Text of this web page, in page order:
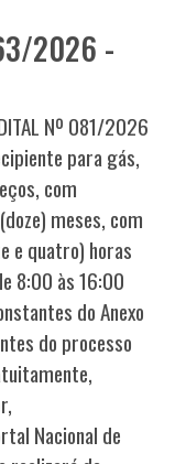
2026 -
Nº 081/2026
para gás,
com
meses, com
e quatro) horas
8:00 às 16:00
do Anexo
do processo
Nacional de